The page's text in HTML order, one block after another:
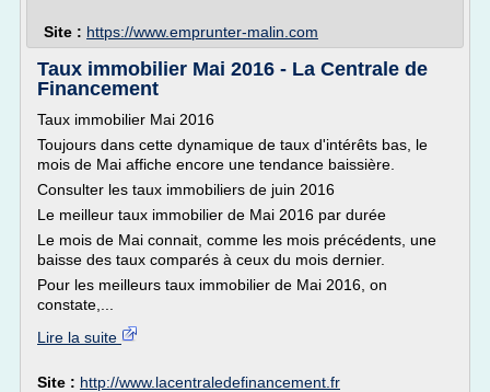
Site : https://www.emprunter-malin.com
Taux immobilier Mai 2016 - La Centrale de
Financement
Taux immobilier Mai 2016
Toujours dans cette dynamique de taux d'intérêts bas, le
mois de Mai affiche encore une tendance baissière.
Consulter les taux immobiliers de juin 2016
Le meilleur taux immobilier de Mai 2016 par durée
Le mois de Mai connait, comme les mois précédents, une
baisse des taux comparés à ceux du mois dernier.
Pour les meilleurs taux immobilier de Mai 2016, on
constate,...
Lire la suite
Site : http://www.lacentraledefinancement.fr